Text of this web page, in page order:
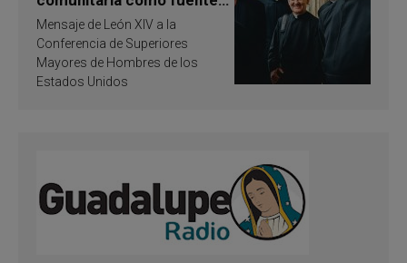
de inspiración y
santificación
Mensaje de León XIV a la
Conferencia de Superiores
Mayores de Hombres de los
Estados Unidos